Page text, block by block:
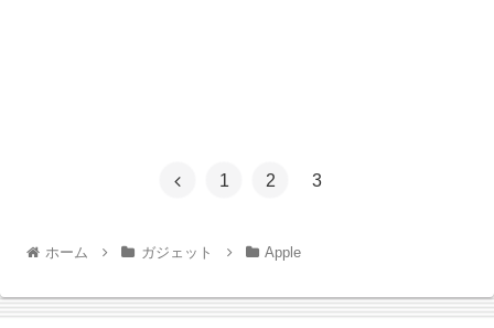
1 2 3
ホーム ガジェット Apple